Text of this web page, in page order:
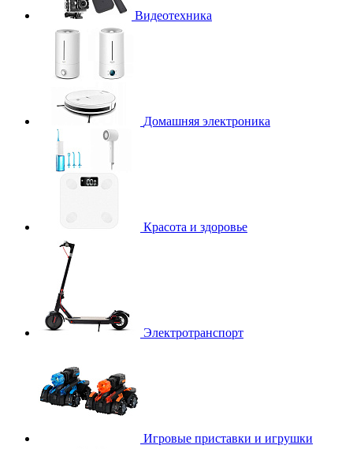
Видеотехника
Домашняя электроника
Красота и здоровье
Электротранспорт
Игровые приставки и игрушки